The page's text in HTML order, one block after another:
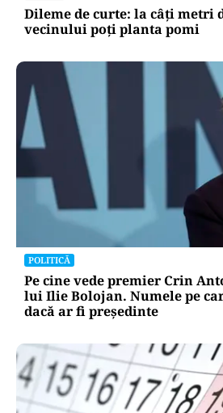
Dileme de curte: la câți metri
vecinului poți planta pomi
POLITICĂ
Pe cine vede premier Crin
lui Ilie Bolojan. Numele pe
dacă ar fi președinte